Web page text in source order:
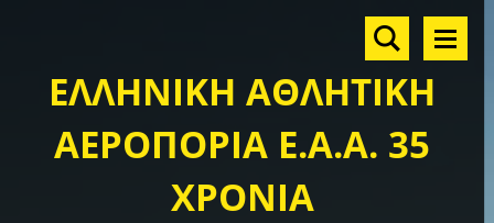
ΕΛΛΗΝΙΚΗ ΑΘΛΗΤΙΚΗ
ΑΕΡΟΠΟΡΙΑ Ε.Α.Α. 35
ΧΡΟΝΙΑ